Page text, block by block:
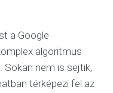
a Google
algoritmus
Sokan nem is sejtik,
térképezi fel az